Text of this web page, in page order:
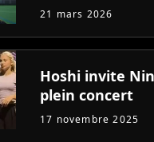
21 mars 2026
Hoshi invite
plein concert
17 novembre 2025